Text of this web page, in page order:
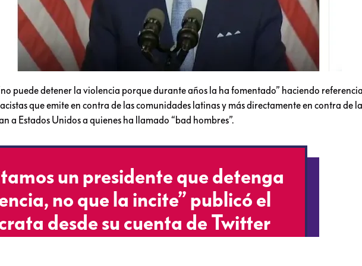
puede detener la violencia porque durante años la ha fomentado” haciendo
que emite en contra de las comunidades latinas y más directamente en contra de
a Estados Unidos a quienes ha llamado “bad hombres”.
un presidente que detenga
no que la incite” publicó el
desde su cuenta de Twitter